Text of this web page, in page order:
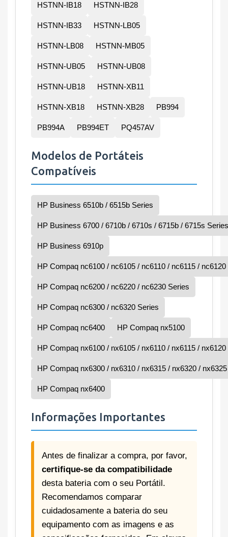
HSTNN-IB18 HSTNN-IB28
HSTNN-IB33 HSTNN-LB05
HSTNN-LB08 HSTNN-MB05
HSTNN-UB05 HSTNN-UB08
HSTNN-UB18 HSTNN-XB11
HSTNN-XB18 HSTNN-XB28 PB994
PB994A PB994ET PQ457AV
Modelos de Portáteis
Compatíveis
HP Business 6510b / 6515b Series
HP Business 6700 / 6710b / 6710s / 6715b / 6715s Series
HP Business 6910p
HP Compaq nc6100 / nc6105 / nc6110 / nc6115 /
HP Compaq nc6200 / nc6220 / nc6230 Series
HP Compaq nc6300 / nc6320 Series
HP Compaq nc6400 HP Compaq nx5100
HP Compaq nx6100 / nx6105 / nx6110 / nx6115 /
HP Compaq nx6300 / nx6310 / nx6315 / nx6320 /
HP Compaq nx6400
Informações Importantes
Antes de finalizar a compra, por favor,
certifique-se da compatibilidade
desta bateria com o seu Portátil.
Recomendamos comparar
cuidadosamente a bateria do seu
equipamento com as imagens e as